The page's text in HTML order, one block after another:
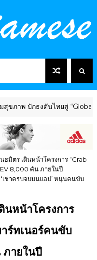
งดันไทยสู่ “Global Wellness
ธมิตร เดินหน้าโครงการ “Grab
EV 8,000 คัน ภายในปี
‘เช่าครบจบบนแอป’ หนุนคนขับ
นหน้าโครงการ
ร์ทเนอร์คนขับ
ภายในปี